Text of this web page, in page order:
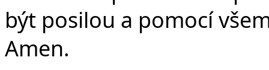
být posilou a pomocí
Amen.